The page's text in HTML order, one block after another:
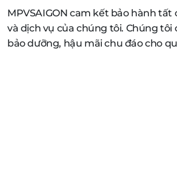
MPVSAIGON cam kết bảo hành tất
và dịch vụ của chúng tôi. Chúng tôi
bảo dưỡng, hậu mãi chu đáo cho